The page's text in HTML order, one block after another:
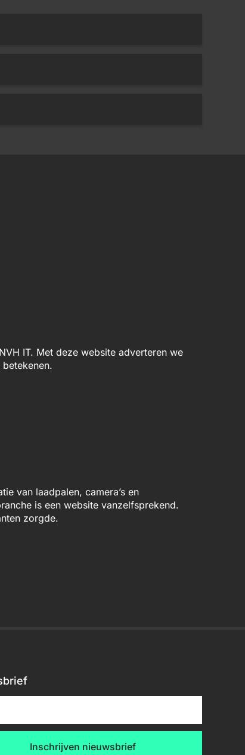
IT. Met deze website adverteren we
van laadpalen, camera’s en
is een website vanzelfsprekend.
zorgde.
Inschrijven nieuwsbrief